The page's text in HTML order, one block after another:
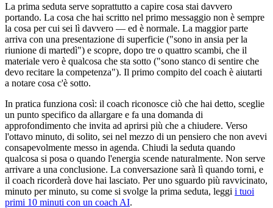
La prima seduta serve soprattutto a capire cosa stai davvero
portando. La cosa che hai scritto nel primo messaggio non è sempre
la cosa per cui sei lì davvero — ed è normale. La maggior parte
arriva con una presentazione di superficie ("sono in ansia per la
riunione di martedì") e scopre, dopo tre o quattro scambi, che il
materiale vero è qualcosa che sta sotto ("sono stanco di sentire che
devo recitare la competenza"). Il primo compito del coach è aiutarti
a notare cosa c'è sotto.
In pratica funziona così: il coach riconosce ciò che hai detto, sceglie
un punto specifico da allargare e fa una domanda di
approfondimento che invita ad aprirsi più che a chiudere. Verso
l'ottavo minuto, di solito, sei nel mezzo di un pensiero che non avevi
consapevolmente messo in agenda. Chiudi la seduta quando
qualcosa si posa o quando l'energia scende naturalmente. Non serve
arrivare a una conclusione. La conversazione sarà lì quando torni, e
il coach ricorderà dove hai lasciato. Per uno sguardo più ravvicinato,
minuto per minuto, su come si svolge la prima seduta, leggi i tuoi
primi 10 minuti con un coach AI.